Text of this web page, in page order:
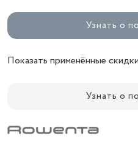
Узнать о
Показать применённые скидки
Узнать о